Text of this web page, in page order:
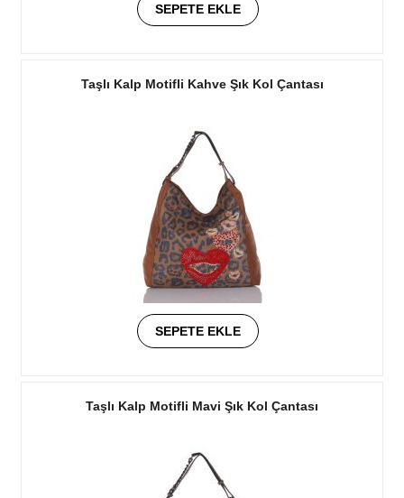
SEPETE EKLE
Taşlı Kalp Motifli Kahve Şık Kol Çantası
SEPETE EKLE
Taşlı Kalp Motifli Mavi Şık Kol Çantası